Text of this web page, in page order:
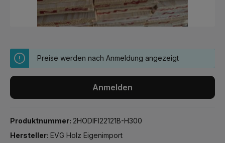
Preise werden nach Anmeldung angezeigt
Anmelden
Produktnummer: 2HODIFI22121B-H300
Hersteller: EVG Holz Eigenimport